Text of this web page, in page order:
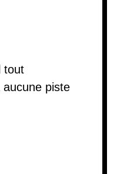
tout
piste